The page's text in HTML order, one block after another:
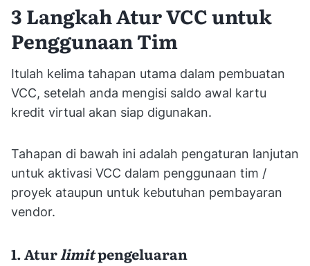
3 Langkah Atur VCC untuk
Penggunaan Tim
Itulah kelima tahapan utama dalam pembuatan
VCC, setelah anda mengisi saldo awal kartu
kredit virtual akan siap digunakan.
Tahapan di bawah ini adalah pengaturan lanjutan
untuk aktivasi VCC dalam penggunaan tim /
proyek ataupun untuk kebutuhan pembayaran
vendor.
1. Aturlimitpengeluaran